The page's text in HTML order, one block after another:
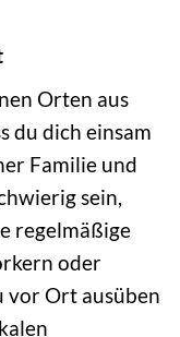
Orten aus
du dich einsam
Familie und
sein,
regelmäßige
oder
vor Ort ausüben